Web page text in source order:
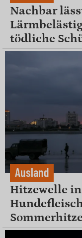
Nachbar
tödliche
Ausland
Hitzewelle
Sommerhitze